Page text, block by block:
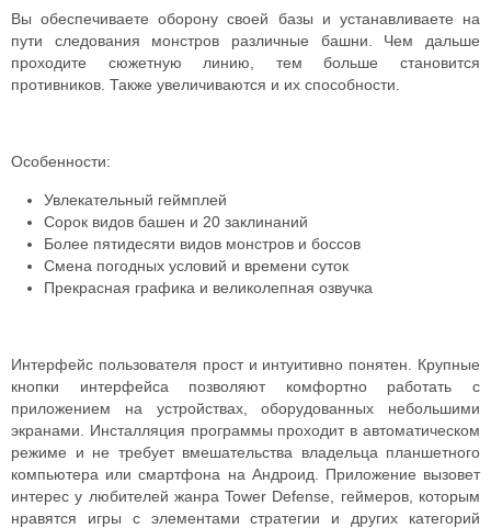
Вы обеспечиваете оборону своей базы и устанавливаете на
пути следования монстров различные башни. Чем дальше
проходите сюжетную линию, тем больше становится
противников. Также увеличиваются и их способности.
Особенности:
Увлекательный геймплей
Сорок видов башен и 20 заклинаний
Более пятидесяти видов монстров и боссов
Смена погодных условий и времени суток
Прекрасная графика и великолепная озвучка
Интерфейс пользователя прост и интуитивно понятен. Крупные
кнопки интерфейса позволяют комфортно работать с
приложением на устройствах, оборудованных небольшими
экранами. Инсталляция программы проходит в автоматическом
режиме и не требует вмешательства владельца планшетного
компьютера или смартфона на Андроид. Приложение вызовет
интерес у любителей жанра Tower Defense, геймеров, которым
нравятся игры с элементами стратегии и других категорий